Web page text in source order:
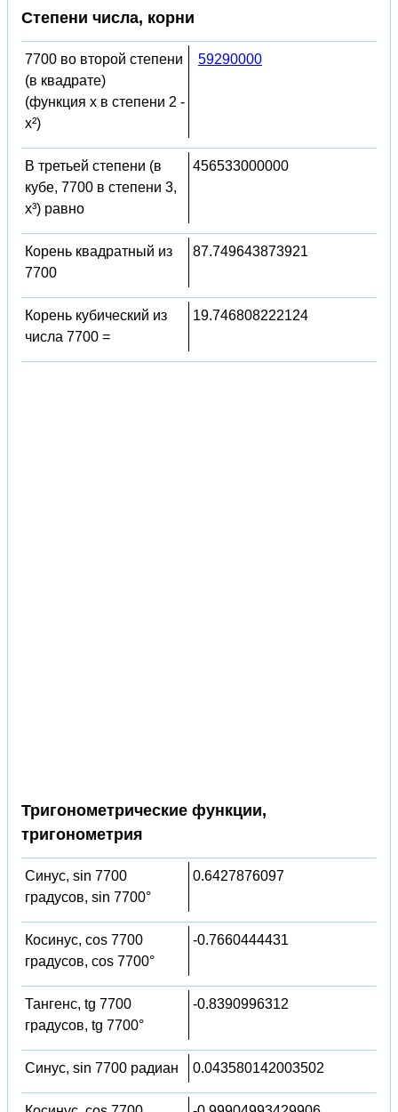
Степени числа, корни
7700 во второй степени
(в квадрате)
(функция x в степени 2 -
x²)
59290000
В третьей степени (в
кубе, 7700 в степени 3,
x³) равно
456533000000
Корень квадратный из
7700
87.749643873921
Корень кубический из
числа 7700 =
19.746808222124
Тригонометрические функции,
тригонометрия
Синус, sin 7700
градусов, sin 7700°
0.6427876097
Косинус, cos 7700
градусов, cos 7700°
-0.7660444431
Тангенс, tg 7700
градусов, tg 7700°
-0.8390996312
Синус, sin 7700 радиан 0.043580142003502